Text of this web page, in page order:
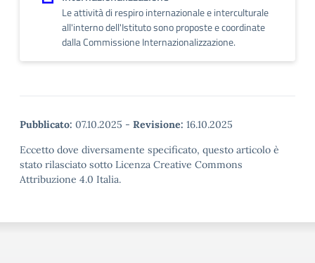
Le attività di respiro internazionale e interculturale
all'interno dell'Istituto sono proposte e coordinate
dalla Commissione Internazionalizzazione.
Pubblicato: 07.10.2025 - Revisione: 16.10.2025
Eccetto dove diversamente specificato, questo articolo è
stato rilasciato sotto Licenza Creative Commons
Attribuzione 4.0 Italia.